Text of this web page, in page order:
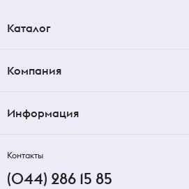
Каталог
Компания
Информация
Контакты
(044) 286 15 85